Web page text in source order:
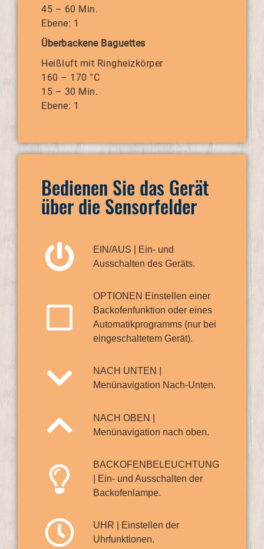
45 – 60 Min.
Ebene: 1
Überbackene Baguettes
Heißluft mit Ringheizkörper
160 – 170 °C
15 – 30 Min.
Ebene: 1
Bedienen Sie das Gerät
über die Sensorfelder
EIN/AUS | Ein- und
Ausschalten des Geräts.
OPTIONEN Einstellen einer
Backofenfunktion oder eines
Automatikprogramms (nur bei
eingeschaltetem Gerät).
NACH UNTEN |
Menünavigation Nach-Unten.
NACH OBEN |
Menünavigation nach oben.
BACKOFENBELEUCHTUNG
| Ein- und Ausschalten der
Backofenlampe.
UHR | Einstellen der
Uhrfunktionen.